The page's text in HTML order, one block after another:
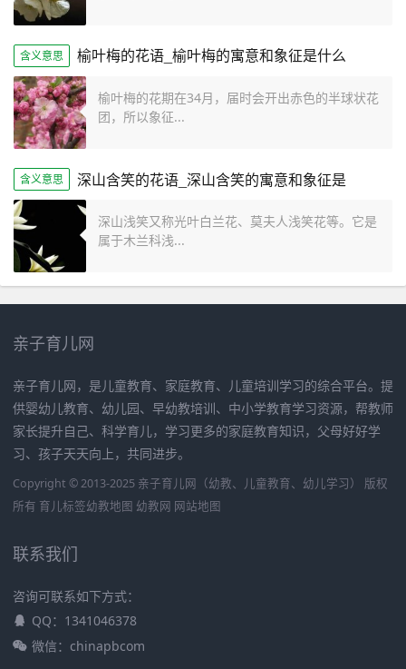
含义意思 榆叶梅的花语_榆叶梅的寓意和象征是什么
榆叶梅的花期在34月，届时会开出赤色的半球状花
团，所以象征...
含义意思 深山含笑的花语_深山含笑的寓意和象征是
深山浅笑又称光叶白兰花、莫夫人浅笑花等。它是
属于木兰科浅...
亲子育儿网
亲子育儿网，是儿童教育、家庭教育、儿童培训学习的综合平台。提
供婴幼儿教育、幼儿园、早幼教培训、中小学教育学习资源，帮教师
家长提升自己、科学育儿，学习更多的家庭教育知识，父母好好学
习、孩子天天向上，共同进步。
Copyright © 2013-2025 亲子育儿网（幼教、儿童教育、幼儿学习） 版权
所有 育儿标签幼教地图 幼教网 网站地图
联系我们
咨询可联系如下方式：
QQ：1341046378
微信：chinapbcom